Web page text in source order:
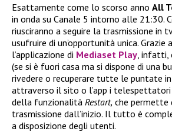
Esattamente come lo scorso anno All
in onda su Canale 5 intorno alle 21:30.
riusciranno a seguire la trasmissione in
usufruire di un’opportunità unica. Grazie
l’applicazione di Mediaset Play , infatti,
(se si è fuori casa ma si dispone di una
rivedere o recuperare tutte le puntate in
attraverso il sito o l’app i
della funzionalità Restart, che permette
trasmissione dall’inizio. Il tutto è
a disposizione degli utenti.